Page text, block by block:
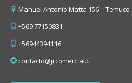
Manuel Antonio Matta 156 – Temuco
+569 77150831
+56944394116
contacto@jrcomercial.cl